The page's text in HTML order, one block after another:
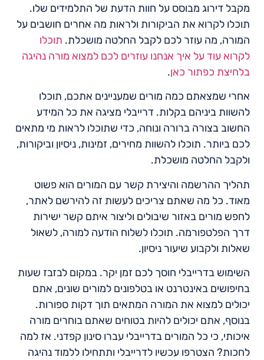
מקבל דירוג מבוסס על חוות הדעת של התלמידים שלו.
תוכלו לקרוא את הביקורות ולראות מה אחרים חושבים על
המורה, מה עוזר לכם לקבל החלטה מושכלת. תוכלו
לקרוא עוד על איך אנחנו עוזרים לכם למצוא מורה נהיגה
בלחיצת כפתור כאן.
אחרי שמצאתם כמה מורים שמעניינים אתכם, תוכלו
להשוות ביניהם בקלות. דרייבלי מציגה את כל המידע
החשוב בצורה ברורה ונוחה, כדי שתוכלו לראות מי מתאים
לכם ביותר. תוכלו להשוות מחירים, זמינות, ניסיון וביקורות,
ולקבל החלטה מושכלת.
תהליך ההרשמה והיצירת קשר עם המורים הוא פשוט
מאוד. כל מה שאתם צריכים לעשות זה להירשם לאתר,
לחפש מורים באזור שיבולים וליצור איתם קשר ישירות
דרך הפלטפורמה. תוכלו לשלוח הודעה למורה, לשאול
שאלות ולקבוע שיעור ניסיון.
השימוש בדרייבלי חוסך לכם זמן יקר. במקום לבזבז שעות
בחיפושים באינטרנט או בטלפונים למורים שונים, אתם
יכולים למצוא את המורה המתאים תוך דקות ספורות.
בנוסף, אתם יכולים להיות בטוחים שאתם בוחרים מורה
איכותי, כי כל המורים בדרייבלי עברו סינון קפדני. אז למה
לחכות? הצטרפו עכשיו לדרייבלי ותתחילו ללמוד נהיגה